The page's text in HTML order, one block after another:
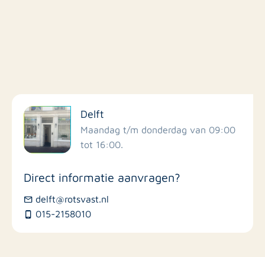
Filter op faciliteiten
Scholen
Busstations
Delft
Maandag t/m donderdag van 09:00
tot 16:00.
Direct informatie aanvragen?
delft@rotsvast.nl
015-2158010